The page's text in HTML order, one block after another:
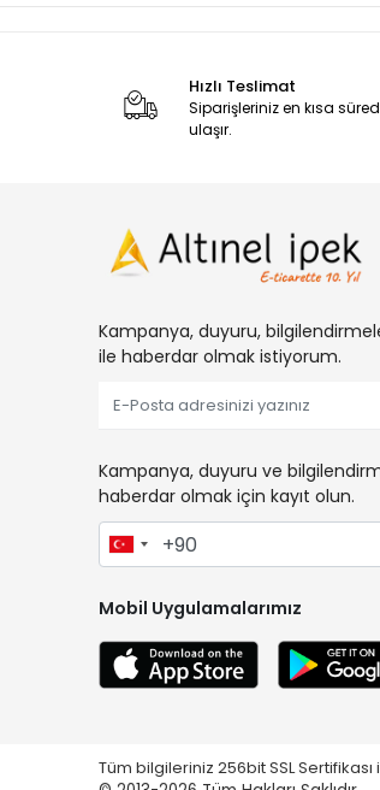
Hızlı Teslimat
Siparişleriniz en kısa
ulaşır.
Kampanya, duyuru,
ile haberdar olmak istiyorum.
Kampanya, duyuru ve
haberdar olmak için kayıt olun.
Mobil Uygulamalarımız
Tüm bilgileriniz 256bit SSL